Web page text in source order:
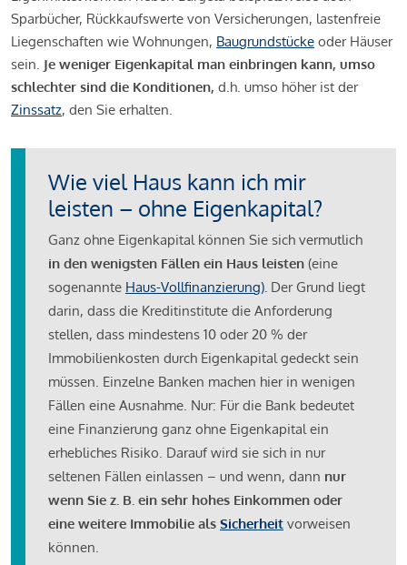
Sparbücher, Rückkaufswerte von Versicherungen, lastenfreie
Liegenschaften wie Wohnungen, Baugrundstücke oder Häuser
sein. Je weniger Eigenkapital man einbringen kann, umso
schlechter sind die Konditionen, d.h. umso höher ist der
Zinssatz, den Sie erhalten.
Wie viel Haus kann ich mir
leisten – ohne Eigenkapital?
Ganz ohne Eigenkapital können Sie sich vermutlich
in den wenigsten Fällen ein Haus leisten (eine
sogenannte Haus-Vollfinanzierung). Der Grund liegt
darin, dass die Kreditinstitute die Anforderung
stellen, dass mindestens 10 oder 20 % der
Immobilienkosten durch Eigenkapital gedeckt sein
müssen. Einzelne Banken machen hier in wenigen
Fällen eine Ausnahme. Nur: Für die Bank bedeutet
eine Finanzierung ganz ohne Eigenkapital ein
erhebliches Risiko. Darauf wird sie sich in nur
seltenen Fällen einlassen – und wenn, dann nur
wenn Sie z. B. ein sehr hohes Einkommen oder
eine weitere Immobilie als Sicherheit vorweisen
können.